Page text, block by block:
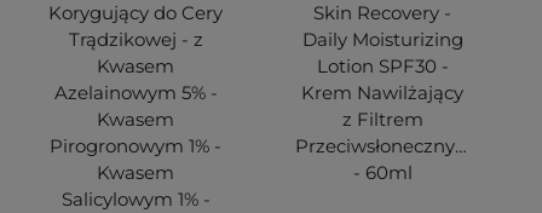
Korygujący do Cery
Trądzikowej - z
Kwasem
Azelainowym 5% -
Kwasem
Pirogronowym 1% -
Kwasem
Salicylowym 1% -
Skin Recovery -
Daily Moisturizing
Lotion SPF30 -
Krem Nawilżający
z Filtrem
Przeciwsłonecznym
- 60ml